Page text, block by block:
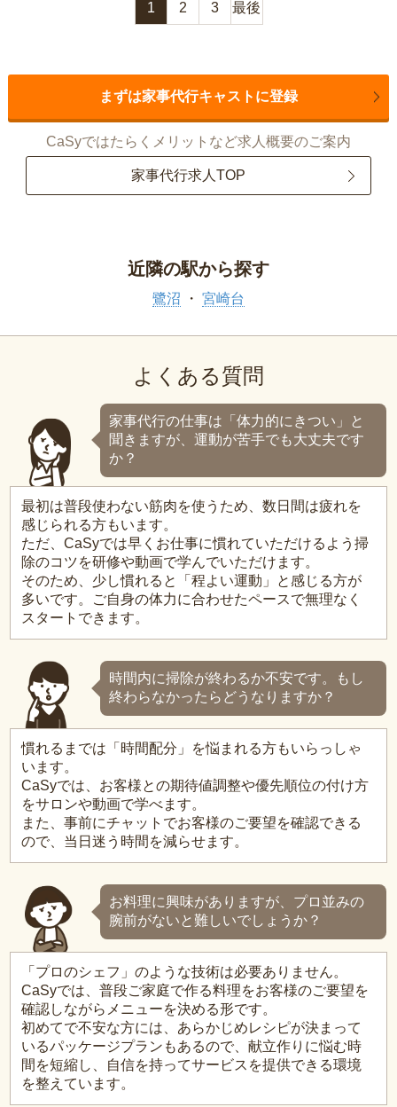
1 2 3 最後
まずは家事代行キャストに登録
CaSyではたらくメリットなど求人概要のご案内
家事代行求人TOP
近隣の駅から探す
鷺沼 宮崎台
よくある質問
家事代行の仕事は「体力的にきつい」と
聞きますが、運動が苦手でも大丈夫です
か？
最初は普段使わない筋肉を使うため、数日間は疲れを
感じられる方もいます。
ただ、CaSyでは早くお仕事に慣れていただけるよう掃
除のコツを研修や動画で学んでいただけます。
そのため、少し慣れると「程よい運動」と感じる方が
多いです。ご自身の体力に合わせたペースで無理なく
スタートできます。
時間内に掃除が終わるか不安です。もし
終わらなかったらどうなりますか？
慣れるまでは「時間配分」を悩まれる方もいらっしゃ
います。
CaSyでは、お客様との期待値調整や優先順位の付け方
をサロンや動画で学べます。
また、事前にチャットでお客様のご要望を確認できる
ので、当日迷う時間を減らせます。
お料理に興味がありますが、プロ並みの
腕前がないと難しいでしょうか？
「プロのシェフ」のような技術は必要ありません。
CaSyでは、普段ご家庭で作る料理をお客様のご要望を
確認しながらメニューを決める形です。
初めてで不安な方には、あらかじめレシピが決まって
いるパッケージプランもあるので、献立作りに悩む時
間を短縮し、自信を持ってサービスを提供できる環境
を整えています。